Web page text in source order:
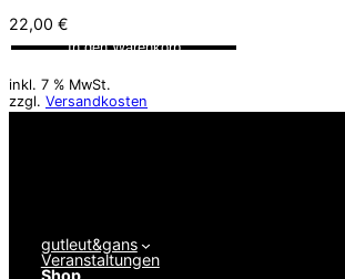
22,00 €
In den Warenkorb
inkl. 7 % MwSt.
zzgl. Versandkosten
gutleut&gans
Veranstaltungen